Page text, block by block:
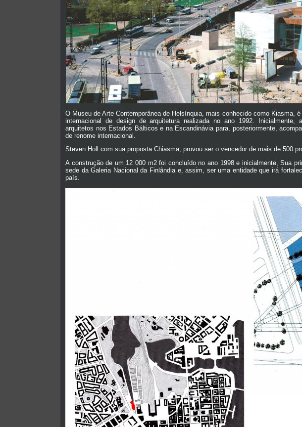
O Museu de Arte Contemporânea de Helsínquia, mais conhecido como Kiasma,
internacional de design de arquitetura realizada no ano 1992. Inicialmente,
arquitetos nos Estados Bálticos e na Escandinávia para, posteriormente,
de renome internacional.
Steven Holl com sua proposta Chiasma, provou ser o vencedor de mais de 500
A construção de um 12 000 m2 foi concluído no ano 1998 e inicialmente, Sua
sede da Galeria Nacional da Finlândia e, assim, ser uma entidade que irá
país.